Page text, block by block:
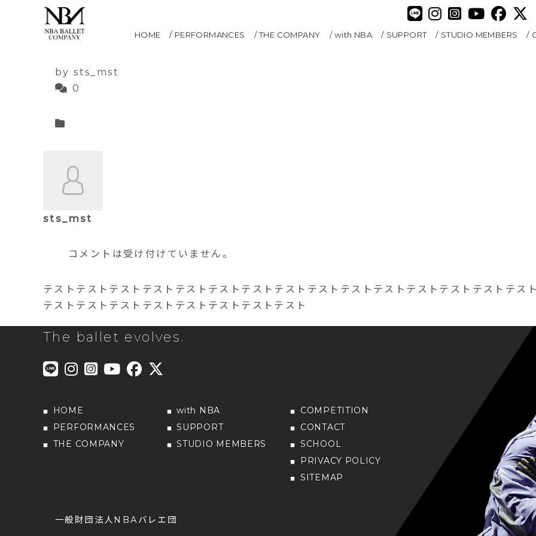
HOME PERFORMANCES THE COMPANY with NBA SUPPORT STUDIO MEMBERS
ロミオとジュリエット
2021.05.12
by sts_mst
0
sts_mst
コメントは受け付けていません。
テストテストテストテストテストテストテストテストテストテストテストテストテストテストテス
テストテストテストテストテストテストテストテスト
The ballet evolves.
HOME
PERFORMANCES
THE COMPANY
with NBA
SUPPORT
STUDIO MEMBERS
COMPETITION
CONTACT
SCHOOL
PRIVACY POLICY
SITEMAP
一般財団法人NBAバレエ団